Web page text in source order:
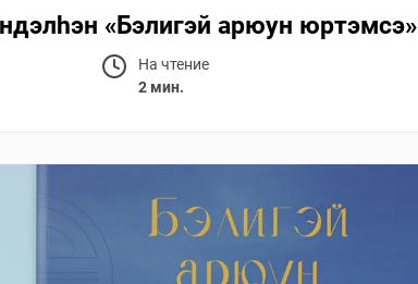
«Бэлигэй арюун юртэмсэ»
На чтение
2 мин.